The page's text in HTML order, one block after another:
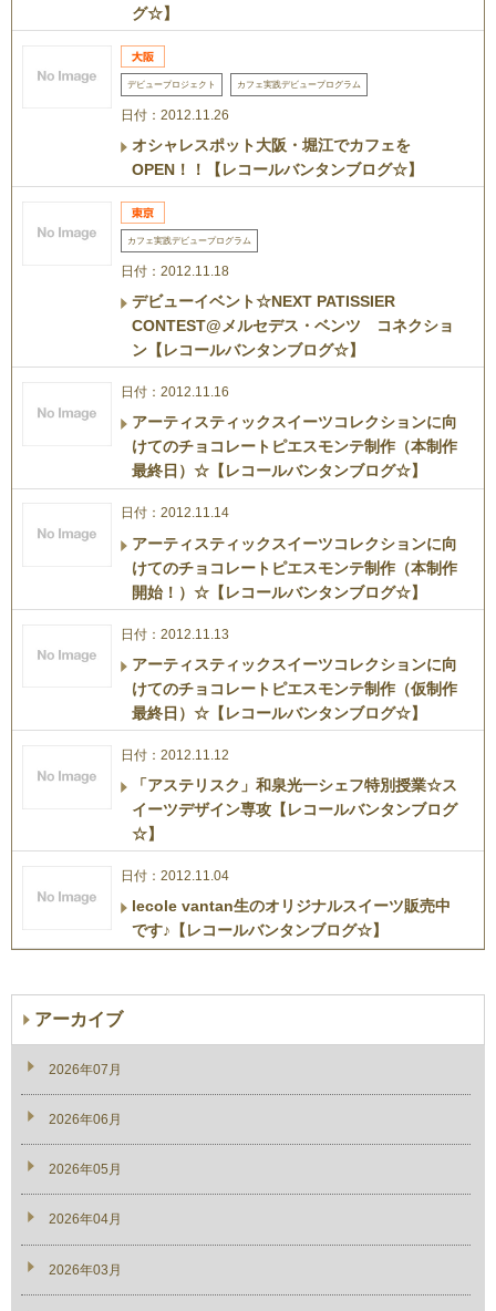
グ☆】
デビュープロジェクト カフェ実践デビュープログラム
日付：2012.11.26
オシャレスポット大阪・堀江でカフェを
OPEN！！【レコールバンタンブログ☆】
カフェ実践デビュープログラム
日付：2012.11.18
デビューイベント☆NEXT PATISSIER
CONTEST@メルセデス・ベンツ コネクショ
ン【レコールバンタンブログ☆】
日付：2012.11.16
アーティスティックスイーツコレクションに向
けてのチョコレートピエスモンテ制作（本制作
最終日）☆【レコールバンタンブログ☆】
日付：2012.11.14
アーティスティックスイーツコレクションに向
けてのチョコレートピエスモンテ制作（本制作
開始！）☆【レコールバンタンブログ☆】
日付：2012.11.13
アーティスティックスイーツコレクションに向
けてのチョコレートピエスモンテ制作（仮制作
最終日）☆【レコールバンタンブログ☆】
日付：2012.11.12
「アステリスク」和泉光一シェフ特別授業☆ス
イーツデザイン専攻【レコールバンタンブログ
☆】
日付：2012.11.04
lecole vantan生のオリジナルスイーツ販売中
です♪【レコールバンタンブログ☆】
アーカイブ
2026年07月
2026年06月
2026年05月
2026年04月
2026年03月